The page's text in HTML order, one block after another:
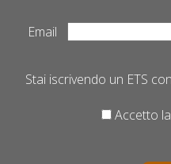
Email
Stai iscrivendo un ETS
Accetto la